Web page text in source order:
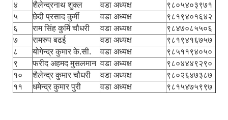
४
शैलेन्द्रनाथ शुक्ल वडा अध्यक्ष
९८०५४०३९७१
५
छेदी प्रसाद कुर्मी वडा अध्यक्ष
९८१९४०१६४२
६
राम सिंह कुर्मि चौधरी वडा अध्यक्ष
९८४७०८५५०६
७
रामरुप बढई वडा अध्यक्ष
९८१९४१६७५७
८
योगेन्द्र कुमार के.सी. वडा अध्यक्ष
९८५११९४०५०
९
फरीद अहमद मुसलमान वडा अध्यक्ष
९८०४४४९२९०
१०
शैलेन्द्र कुमार चौधरी वडा अध्यक्ष
९८०२६४७३८७
११
धमेन्द्र कुमार पुरी वडा अध्यक्ष ९८१५४७५९९७